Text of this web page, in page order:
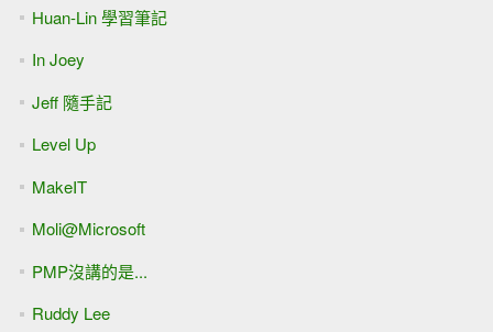
Huan-Lin 學習筆記
In Joey
Jeff 隨手記
Level Up
MakeIT
Moli@Microsoft
PMP沒講的是...
Ruddy Lee